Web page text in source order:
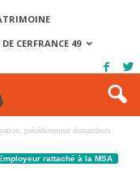
DE CERFRANCE 49
précédemment demandeurs
rattaché à la MSA